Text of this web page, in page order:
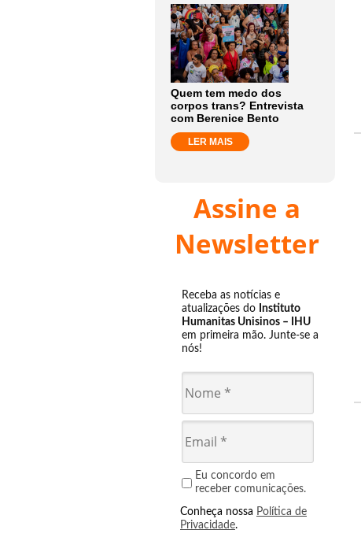
Quem tem medo dos
corpos trans? Entrevista
com Berenice Bento
LER MAIS
Assine a
Newsletter
Receba as notícias e
atualizações do Instituto
Humanitas Unisinos – IHU
em primeira mão. Junte-se a
nós!
Eu concordo em
receber comunicações.
Conheça nossa Política de
Privacidade.